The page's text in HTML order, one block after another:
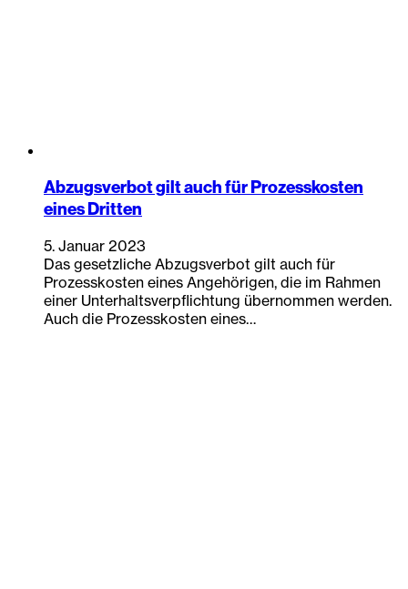
Abzugsverbot gilt auch für Prozesskosten
eines Dritten
5. Januar 2023
Das gesetzliche Abzugsverbot gilt auch für
Prozesskosten eines Angehörigen, die im Rahmen
einer Unterhaltsverpflichtung übernommen werden.
Auch die Prozesskosten eines…